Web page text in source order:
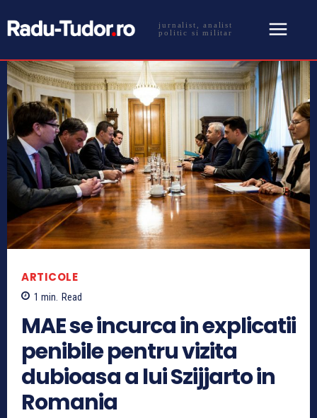
jurnalist, analist
politic si militar
ARTICOLE
1 min. Read
MAE se incurca in explicatii
penibile pentru vizita
dubioasa a lui Szijjarto in
Romania